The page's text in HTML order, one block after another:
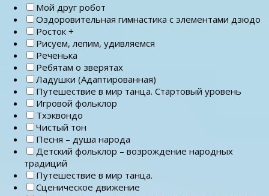
Мой друг робот
Оздоровительная гимнастика с элементами дзюдо
Росток +
Рисуем, лепим, удивляемся
Реченька
Ребятам о зверятах
Ладушки (Адаптированная)
Путешествие в мир танца. Стартовый уровень
Игровой фольклор
Тхэквондо
Чистый тон
Песня – душа народа
Детский фольклор – возрождение народных
традиций
Путешествие в мир танца.
Сценическое движение